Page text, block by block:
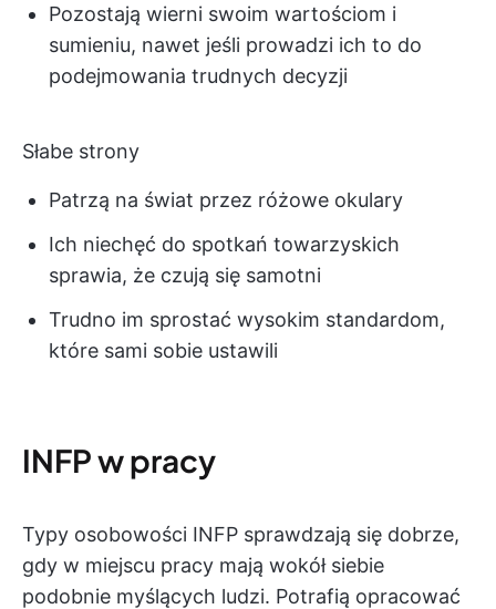
Pozostają wierni swoim wartościom i
sumieniu, nawet jeśli prowadzi ich to do
podejmowania trudnych decyzji
Słabe strony
Patrzą na świat przez różowe okulary
Ich niechęć do spotkań towarzyskich
sprawia, że czują się samotni
Trudno im sprostać wysokim standardom,
które sami sobie ustawili
INFP w pracy
Typy osobowości INFP sprawdzają się dobrze,
gdy w miejscu pracy mają wokół siebie
podobnie myślących ludzi. Potrafią opracować